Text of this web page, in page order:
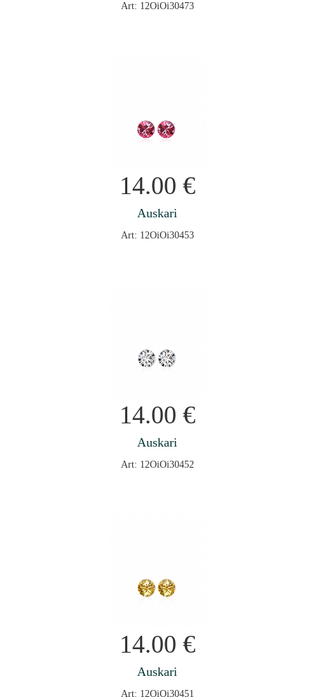
Art: 12OiOi30473
14.00 €
Auskari
Art: 12OiOi30453
14.00 €
Auskari
Art: 12OiOi30452
14.00 €
Auskari
Art: 12OiOi30451